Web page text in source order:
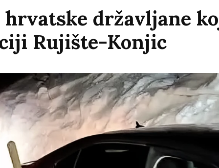
hrvatske državljane
Rujište-Konjic